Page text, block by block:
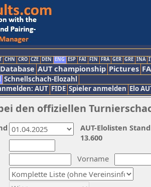
CHN CRO CZE DEN ENG ESP FAI FIN FRA GER GRE INA
AUT championship Pictures
Schnellschach-Elozahl
AUT FIDE Spieler anmelden Elo
den offiziellen
Vorname
AUT-Elolisten
13.600